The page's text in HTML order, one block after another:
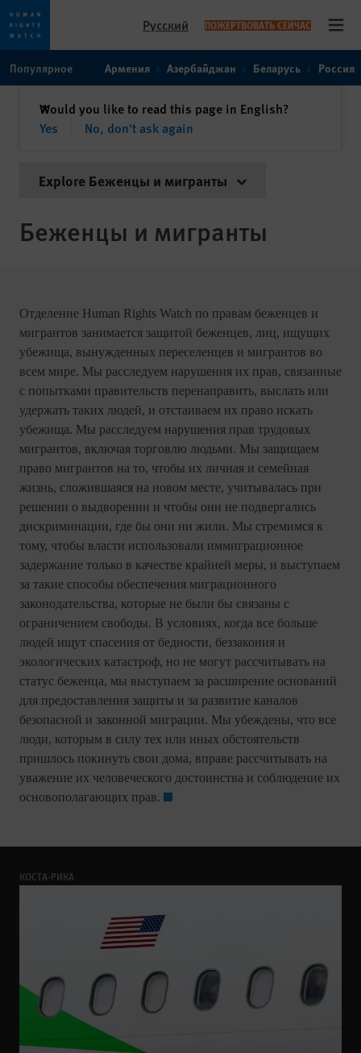
toto
content
Русский ПОЖЕРТВОВАТЬ СЕЙЧАС
Популярное Армения Азербайджан Беларусь Россия
Would you like to read this page in English?
Yes
No, don't ask again
✕закрыть
Explore Беженцы и мигранты
Беженцы и мигранты
Отделение Human Rights Watch по правам беженцев и
мигрантов занимается защитой беженцев, лиц, ищущих
убежища, вынужденных переселенцев и мигрантов во
всем мире. Мы расследуем нарушения их прав, связанные
с попытками правительств перенаправить, выслать или
удержать таких людей, и отстаиваем их право искать
убежища. Мы расследуем нарушения прав трудовых
мигрантов, включая торговлю людьми. Мы защищаем
право мигрантов на то, чтобы их личная и семейная
жизнь, сложившаяся на новом месте, учитывалась при
решении о выдворении и чтобы они не подвергались
дискриминации, где бы они ни жили. Мы стремимся к
тому, чтобы власти использовали иммиграционное
задержание только в качестве крайней меры, и выступаем
за такие способы обеспечения миграционного
законодательства, которые не были бы связаны с
ограничением свободы. В условиях, когда все больше
людей ищут спасения от бедности, беззакония и
экологических катастроф, но не могут рассчитывать на
статус беженца, мы выступаем за расширение оснований
для предоставления защиты и за развитие каналов
безопасной и законной миграции. Мы убеждены, что все
люди, которым в силу тех или иных обстоятельств
пришлось покинуть свои дома, вправе рассчитывать на
уважение их человеческого достоинства и соблюдение их
основополагающих прав.
КОСТА-РИКА